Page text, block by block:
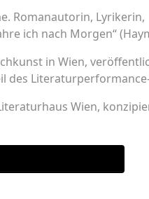
Romanautorin, Lyrikerin,
ich nach Morgen“
in Wien,
Literaturperformance-
Wien,